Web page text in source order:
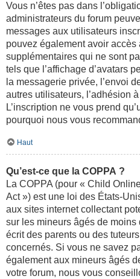
Vous n’êtes pas dans
administrateurs du forum
messages aux utilisateurs
pouvez également avoir
supplémentaires qui ne sont
tels que l’affichage d’avatars
la messagerie privée, l’envoi
autres utilisateurs, l’adhésion
L’inscription ne vous prend
pourquoi nous vous
Haut
Qu’est-ce que la COPPA ?
La COPPA (pour « Child
Act ») est une loi des États-
aux sites internet collectant
sur les mineurs âgés de
écrit des parents ou des
concernés. Si vous ne savez
également aux mineurs âgés
votre forum, nous vous